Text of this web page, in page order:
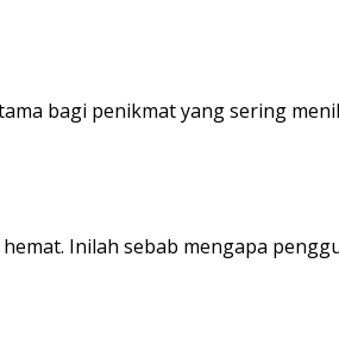
bagi penikmat yang sering
Inilah sebab mengapa